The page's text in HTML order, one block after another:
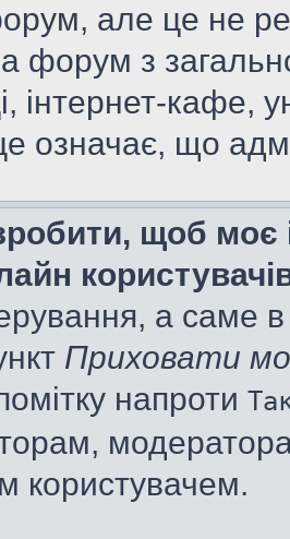
але це не
форум з
інтернет-кафе,
означає, що
щоб моє
а саме
Приховати
напроти
користувачем.